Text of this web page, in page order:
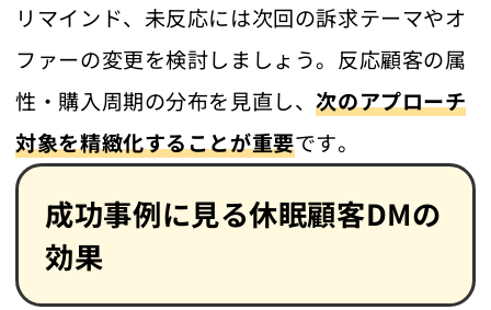
リマインド、未反応には次回の訴求テーマやオ
ファーの変更を検討しましょう。反応顧客の属
性・購入周期の分布を見直し、次のアプローチ
対象を精緻化することが重要です。
成功事例に見る休眠顧客DMの
効果